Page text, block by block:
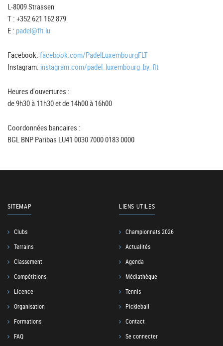
L-8009 Strassen
T : +352 621 162 879
E : padel@flt.lu
Facebook: facebook.com/PadelLuxembourgFLT
Instagram: instagram.com/padel_luxembourg_by_flt
Heures d'ouvertures :
de 9h30 à 11h30 et de 14h00 à 16h00
Coordonnées bancaires :
BGL BNP Paribas LU41 0030 7000 0183 0000
SITEMAP
Clubs
Terrains
Classement
Compétitions
Licence
Organisation
Formations
FAQ
LIENS UTILES
Championnats 2026
Actualités
Agenda
Médiathèque
Tennis
Pickleball
Contact
Se connecter